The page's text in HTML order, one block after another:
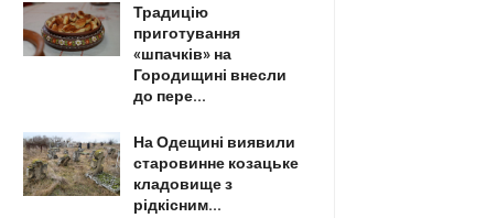
Традицію
приготування
«шпачків» на
Городищині внесли
до пере...
На Одещині виявили
старовинне козацьке
кладовище з
рідкісним...